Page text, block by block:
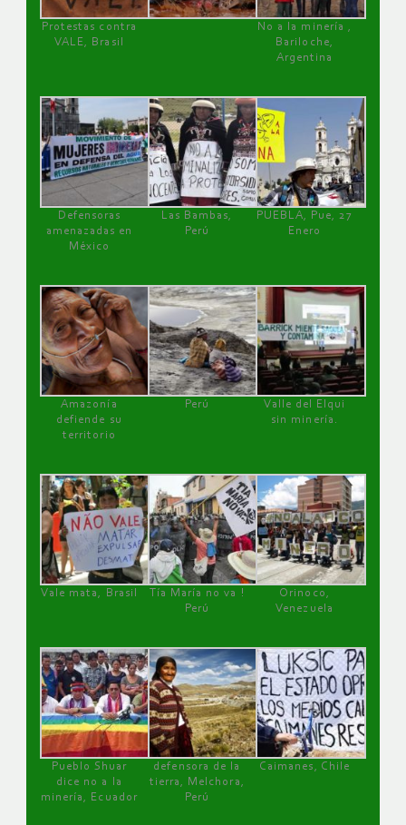
Protestas contra
VALE, Brasil
No a la minería ,
Bariloche,
Argentina
Defensoras
amenazadas en
México
Las Bambas,
Perú
PUEBLA, Pue, 27
Enero
Amazonía
defiende su
territorio
Perú
Valle del Elqui
sin minería.
Vale mata, Brasil
Tía María no va !
Perú
Orinoco,
Venezuela
Pueblo Shuar
dice no a la
minería, Ecuador
defensora de la
tierra, Melchora,
Perú
Caimanes, Chile